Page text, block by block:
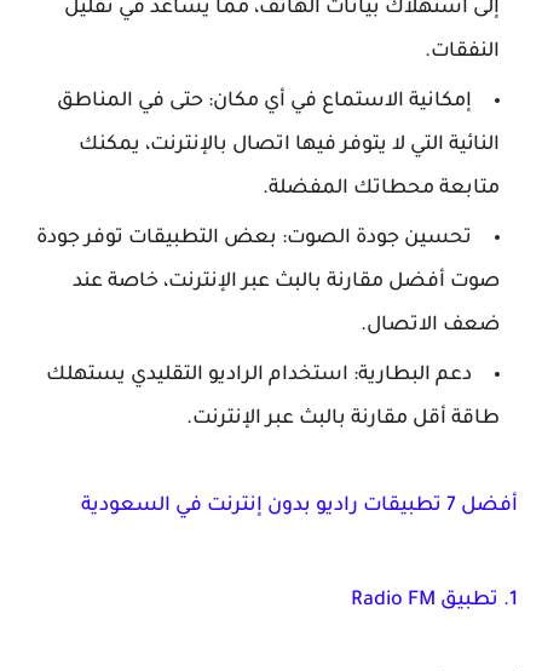
إلى استهلاك بيانات الهاتف، مما يساعد في تقليل
النفقات.
إمكانية الاستماع في أي مكان: حتى في المناطق
النائية التي لا يتوفر فيها اتصال بالإنترنت، يمكنك
متابعة محطاتك المفضلة.
تحسين جودة الصوت: بعض التطبيقات توفر جودة
صوت أفضل مقارنة بالبث عبر الإنترنت، خاصة عند
ضعف الاتصال.
دعم البطارية: استخدام الراديو التقليدي يستهلك
طاقة أقل مقارنة بالبث عبر الإنترنت.
أفضل 7 تطبيقات راديو بدون إنترنت في السعودية
1. تطبيق Radio FM